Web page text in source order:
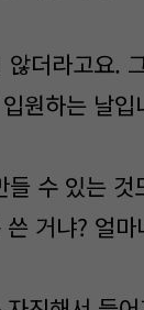
더라고요.
원하는 날입
수 있는
거냐? 얼마